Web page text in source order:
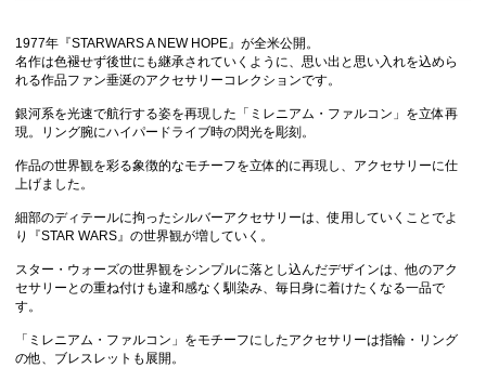
1977年『STARWARS A NEW HOPE』が全米公開。
名作は色褪せず後世にも継承されていくように、思い出と思い入れを込めら
れる作品ファン垂涎のアクセサリーコレクションです。
銀河系を光速で航行する姿を再現した「ミレニアム・ファルコン」を立体再
現。リング腕にハイパードライブ時の閃光を彫刻。
作品の世界観を彩る象徴的なモチーフを立体的に再現し、アクセサリーに仕
上げました。
細部のディテールに拘ったシルバーアクセサリーは、使用していくことでよ
り『STAR WARS』の世界観が増していく。
スター・ウォーズの世界観をシンプルに落とし込んだデザインは、他のアク
セサリーとの重ね付けも違和感なく馴染み、毎日身に着けたくなる一品で
す。
「ミレニアム・ファルコン」をモチーフにしたアクセサリーは指輪・リング
の他、ブレスレットも展開。